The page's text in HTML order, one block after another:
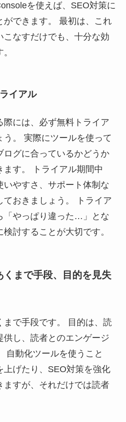
を使えば、SEO対策に
ができます。 最初は、これ
こなすだけでも、十分な効
イアル
際には、必ず無料トライア
う。 実際にツールを使って
ログに合っているかどうか
ます。 トライアル期間中
いやすさ、サポート体制な
ておきましょう。 トライア
「やっぱり違った…」とな
討することが大切です。
くまで手段、目的を見失
まで手段です。 目的は、読
供し、読者とのエンゲージ
自動化ツールを使うこと
上げたり、SEO対策を強化
ますが、それだけでは読者